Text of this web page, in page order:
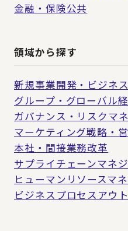
金融・保険公共
領域から探す
新規事業開発・ビジネ
グループ・グローバル
ガバナンス・リスクマ
マーケティング戦略・
本社・間接業務改革
サプライチェーンマネ
ヒューマンリソースマ
ビジネスプロセスアウ